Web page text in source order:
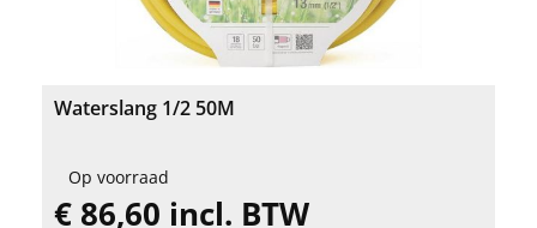
Waterslang 1/2 50M
Op voorraad
€ 86,60 incl. BTW